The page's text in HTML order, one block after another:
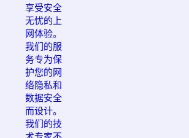
享受安全
无忧的上
网体验。
我们的服
务专为保
护您的网
络隐私和
数据安全
而设计。
我们的技